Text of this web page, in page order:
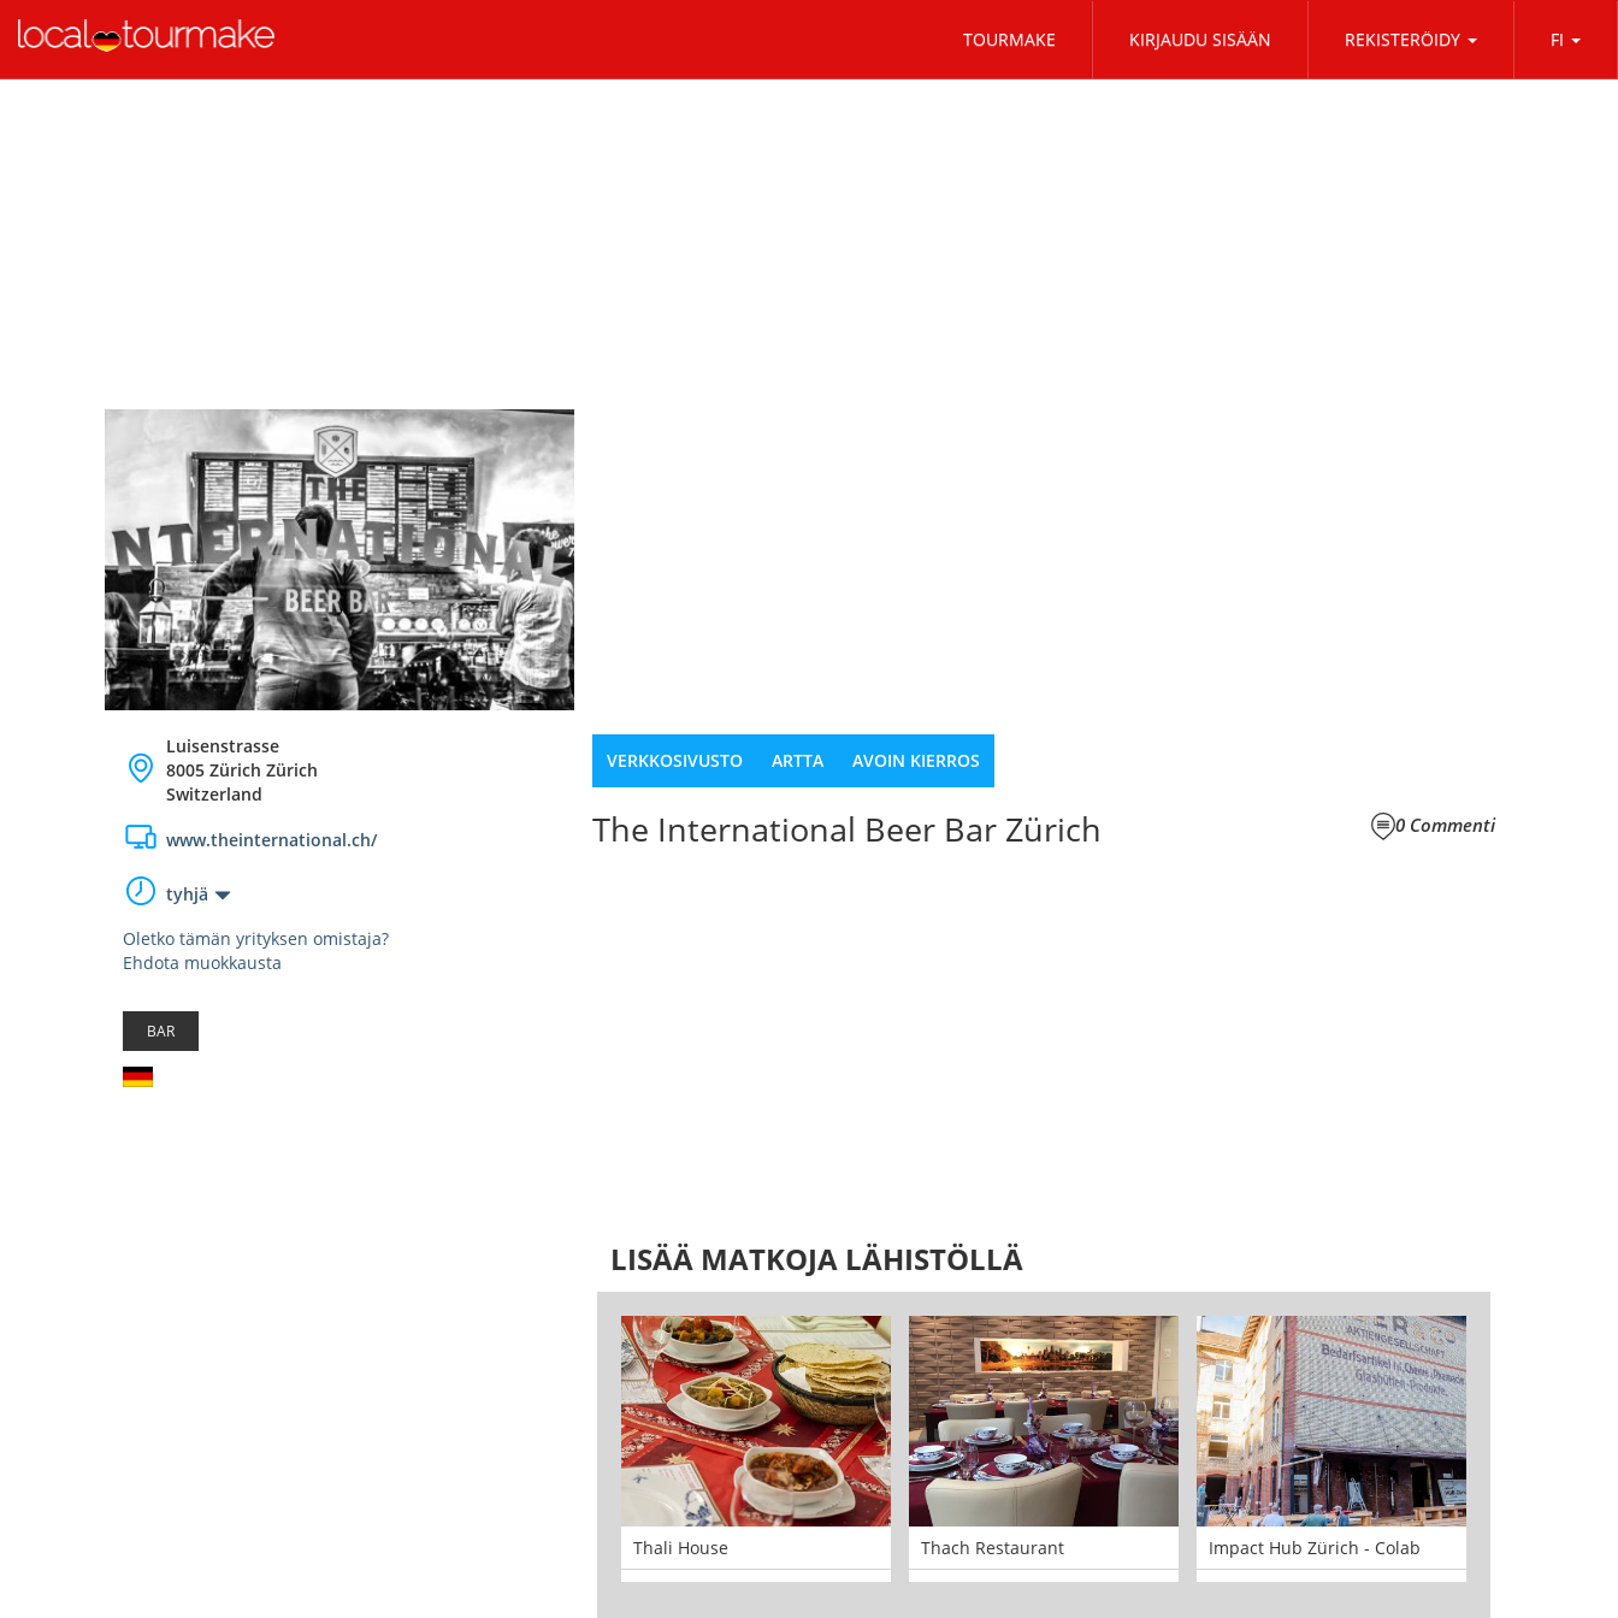
TOURMAKE KIRJAUDU SISÄÄN REKISTERÖIDY FI
Luisenstrasse
8005 Zürich Zürich
Switzerland
www.theinternational.ch/
tyhjä
Oletko tämän yrityksen omistaja?
Ehdota muokkausta
BAR
VERKKOSIVUSTO ARTTA AVOIN KIERROS
0 Commenti
The International Beer Bar Zürich
LISÄÄ MATKOJA LÄHISTÖLLÄ
Thali House Thach Restaurant Impact Hub Zürich - Colab